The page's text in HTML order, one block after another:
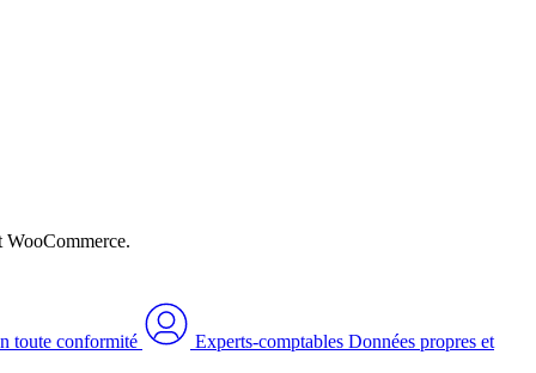
WooCommerce.
toute conformité Experts-comptables Données propres et